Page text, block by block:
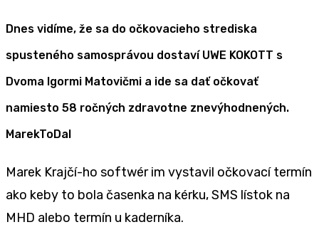
Dnes vidíme, že sa do očkovacieho strediska
spusteného samosprávou dostaví UWE KOKOTT s
Dvoma Igormi Matovičmi a ide sa dať očkovať
namiesto 58 ročných zdravotne znevýhodnených.
MarekToDal
Marek Krajčí-ho softwér im vystavil očkovací termín
ako keby to bola časenka na kérku, SMS lístok na
MHD alebo termín u kaderníka.